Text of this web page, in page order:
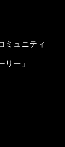
ミュニティ
リー」